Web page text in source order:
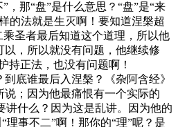
那“盘”是什么意思？“盘”是“来
的法就是生灭啊！要知道涅槃超
圣者最后知道这个道理，所以他
，所以就没有问题，他继续修
持正法，也没有问题啊！
底谁最后入涅槃？《杂阿含经》
；因为他最痛恨有一个实际的
什么？因为这是乱讲。因为他的
事不二”啊！那你的“理”呢？是